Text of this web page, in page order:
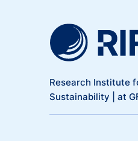
Research Institute
Sustainability | at